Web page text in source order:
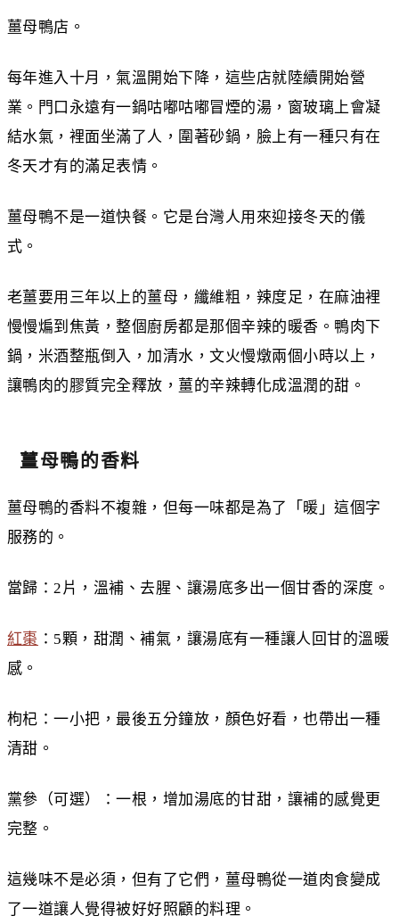
薑母鴨店。
每年進入十月，氣溫開始下降，這些店就陸續開始營
業。門口永遠有一鍋咕嘟咕嘟冒煙的湯，窗玻璃上會凝
結水氣，裡面坐滿了人，圍著砂鍋，臉上有一種只有在
冬天才有的滿足表情。
薑母鴨不是一道快餐。它是台灣人用來迎接冬天的儀
式。
老薑要用三年以上的薑母，纖維粗，辣度足，在麻油裡
慢慢煸到焦黃，整個廚房都是那個辛辣的暖香。鴨肉下
鍋，米酒整瓶倒入，加清水，文火慢燉兩個小時以上，
讓鴨肉的膠質完全釋放，薑的辛辣轉化成溫潤的甜。
薑母鴨的香料
薑母鴨的香料不複雜，但每一味都是為了「暖」這個字
服務的。
當歸：2片，溫補、去腥、讓湯底多出一個甘香的深度。
紅棗 ：5顆，甜潤、補氣，讓湯底有一種讓人回甘的溫暖
感。
枸杞：一小把，最後五分鐘放，顏色好看，也帶出一種
清甜。
黨參（可選）：一根，增加湯底的甘甜，讓補的感覺更
完整。
這幾味不是必須，但有了它們，薑母鴨從一道肉食變成
了一道讓人覺得被好好照顧的料理。